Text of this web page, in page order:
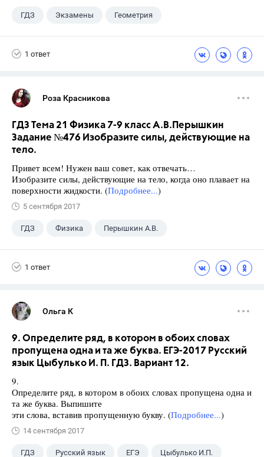
ГДЗ Экзамены Геометрия
1 ответ
Роза Красникова
ГДЗ Тема 21 Физика 7-9 класс А.В.Перышкин
Задание №476 Изобразите силы, действующие на
тело.
Привет всем! Нужен ваш совет, как отвечать…
Изобразите силы, действующие на тело, когда оно плавает на
поверхности жидкости. (Подробнее...)
5 сентября 2017
ГДЗ Физика Перышкин А.В.
1 ответ
Ольга К
9. Определите ряд, в котором в обоих словах
пропущена одна и та же буква. ЕГЭ-2017 Русский
язык Цыбулько И. П. ГДЗ. Вариант 12.
9.
Определите ряд, в котором в обоих словах пропущена одна и
та же буква. Выпишите
эти слова, вставив пропущенную букву. (Подробнее...)
14 сентября 2017
ГДЗ Русский язык ЕГЭ Цыбулько И.П.